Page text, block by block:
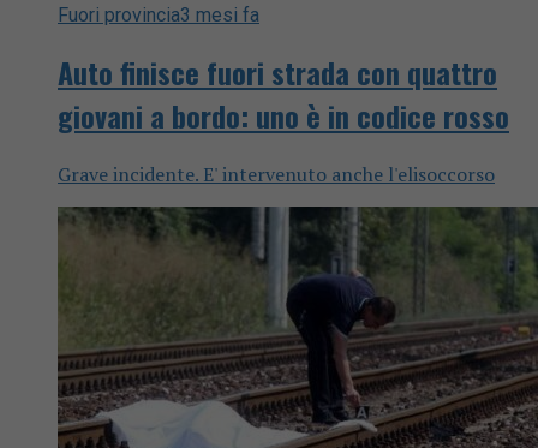
Fuori provincia3 mesi fa
Auto finisce fuori strada con quattro
giovani a bordo: uno è in codice rosso
Grave incidente. E' intervenuto anche l'elisoccorso